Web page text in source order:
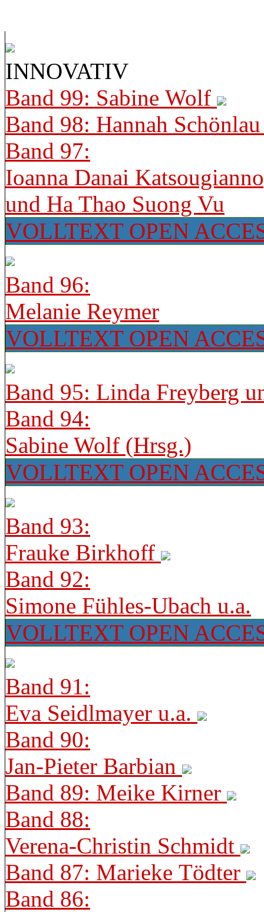
INNOVATIV
Band 99: Sabine Wolf
Band 98: Hannah
Band 97:
Ioanna Danai
und Ha Thao Suong Vu
VOLLTEXT OPEN
Band 96:
Melanie Reymer
VOLLTEXT OPEN
Band 95: Linda Freyberg
Band 94:
Sabine Wolf (Hrsg.)
VOLLTEXT OPEN
Band 93:
Frauke Birkhoff
Band 92:
Simone Fühles-Ubach u.a.
VOLLTEXT OPEN
Band 91:
Eva Seidlmayer u.a.
Band 90:
Jan-Pieter Barbian
Band 89: Meike Kirner
Band 88:
Verena-Christin Schmidt
Band 87: Marieke Tödter
Band 86: